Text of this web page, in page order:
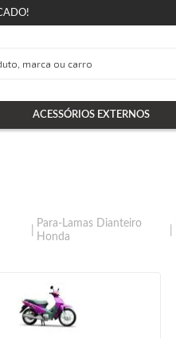
ACESSÓRIOS EXTERNOS
Para-Lamas Dianteiro
Honda